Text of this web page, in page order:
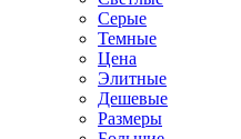
Серые
Темные
Цена
Элитные
Дешевые
Размеры